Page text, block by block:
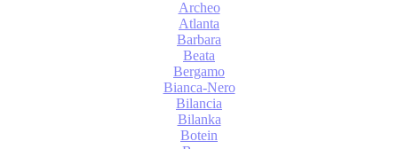
Archeo
Atlanta
Barbara
Beata
Bergamo
Bianca-Nero
Bilancia
Bilanka
Botein